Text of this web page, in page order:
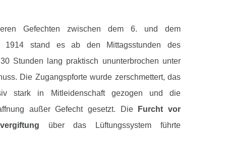
Gefechten zwischen dem 6. und dem
1914 stand es ab den Mittagsstunden des
Stunden lang praktisch ununterbrochen unter
Die Zugangspforte wurde zerschmettert, das
stark in Mitleidenschaft gezogen und die
außer Gefecht gesetzt. Die
Furcht vor
über das Lüftungssystem führte